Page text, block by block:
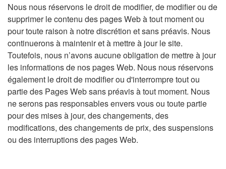
Nous nous réservons le droit de modifier, de modifier ou de
supprimer le contenu des pages Web à tout moment ou
pour toute raison à notre discrétion et sans préavis. Nous
continuerons à maintenir et à mettre à jour le site.
Toutefois, nous n’avons aucune obligation de mettre à jour
les informations de nos pages Web. Nous nous réservons
également le droit de modifier ou d'interrompre tout ou
partie des Pages Web sans préavis à tout moment. Nous
ne serons pas responsables envers vous ou toute partie
pour des mises à jour, des changements, des
modifications, des changements de prix, des suspensions
ou des interruptions des pages Web.